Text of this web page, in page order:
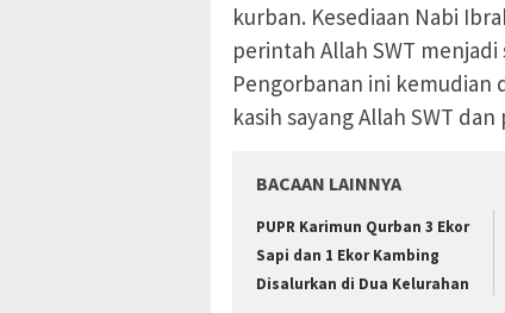
kurban. Kesediaan Nabi
perintah Allah SWT
Pengorbanan ini kemudian
kasih sayang Allah SWT
BACAAN LAINNYA
PUPR Karimun Qurban 3 Ekor
Sapi dan 1 Ekor Kambing
Disalurkan di Dua Kelurahan